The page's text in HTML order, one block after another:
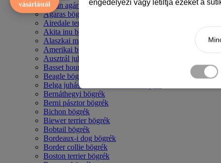
Afgán agár bögrék
Agaras bögrék
Airedale terrier mintás bögre
Akita inu bögrék
Alaszkai malamut bögrék
Amerikai bulldog mintás bögrék
Ausztrál juhászkutya bögrék
Basset hound mintás bögrék
Beagle bögrék
Belga juhász - malinois mintás bögrék
Bernáthegyi bögrék
Berni pásztor bögrék
Bichon bögrék
Biewer terrier bögrék
Bobtail bögrék
Bordeaux-i dog bögrék
Border collie bögrék
Boston terrier bögrék
vásárlástól
engedélyezi vagy letiltja ezeket a